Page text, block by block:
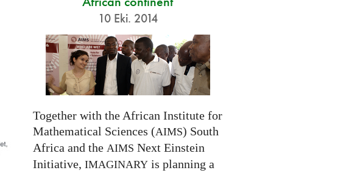
10 Eki. 2014
Together with the African Institute for
Mathematical Sciences (AIMS) South
Africa and the AIMS Next Einstein
Initiative, IMAGINARYis planning a